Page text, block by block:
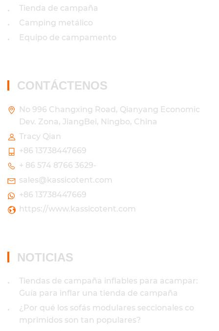
• Tienda de campaña
• Camping metálico
• Equipo de campamento
CONTÁCTENOS
No 996 Changxing Road, Qianyang Economic
Dev. Zona, JiangBei, Ningbo, China
Tracy Qian
+86 13738447669
+ 86 574 8766 3629-
sales@kassicotent.com
+86 13738447669
https://www.kassicotent.com
NOTICIAS
•
Tiendas de campaña inflables para acampar:
Guía para inflar una tienda de campaña
•
¿Por qué los sofás modulares seccionales co
mprimidos son tan populares?